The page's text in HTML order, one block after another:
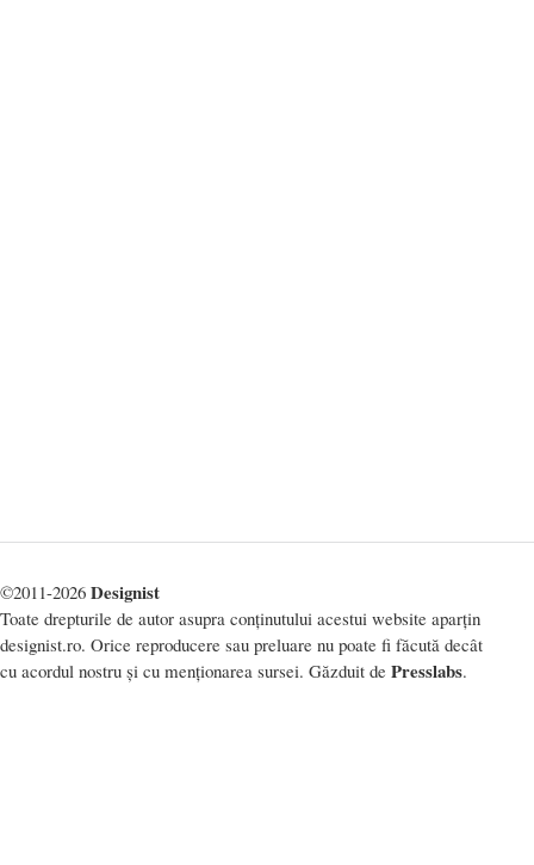
©2011-2026 Designist
Toate drepturile de autor asupra conținutului acestui website aparțin
designist.ro. Orice reproducere sau preluare nu poate fi făcută decât
cu acordul nostru și cu menționarea sursei. Găzduit de Presslabs.